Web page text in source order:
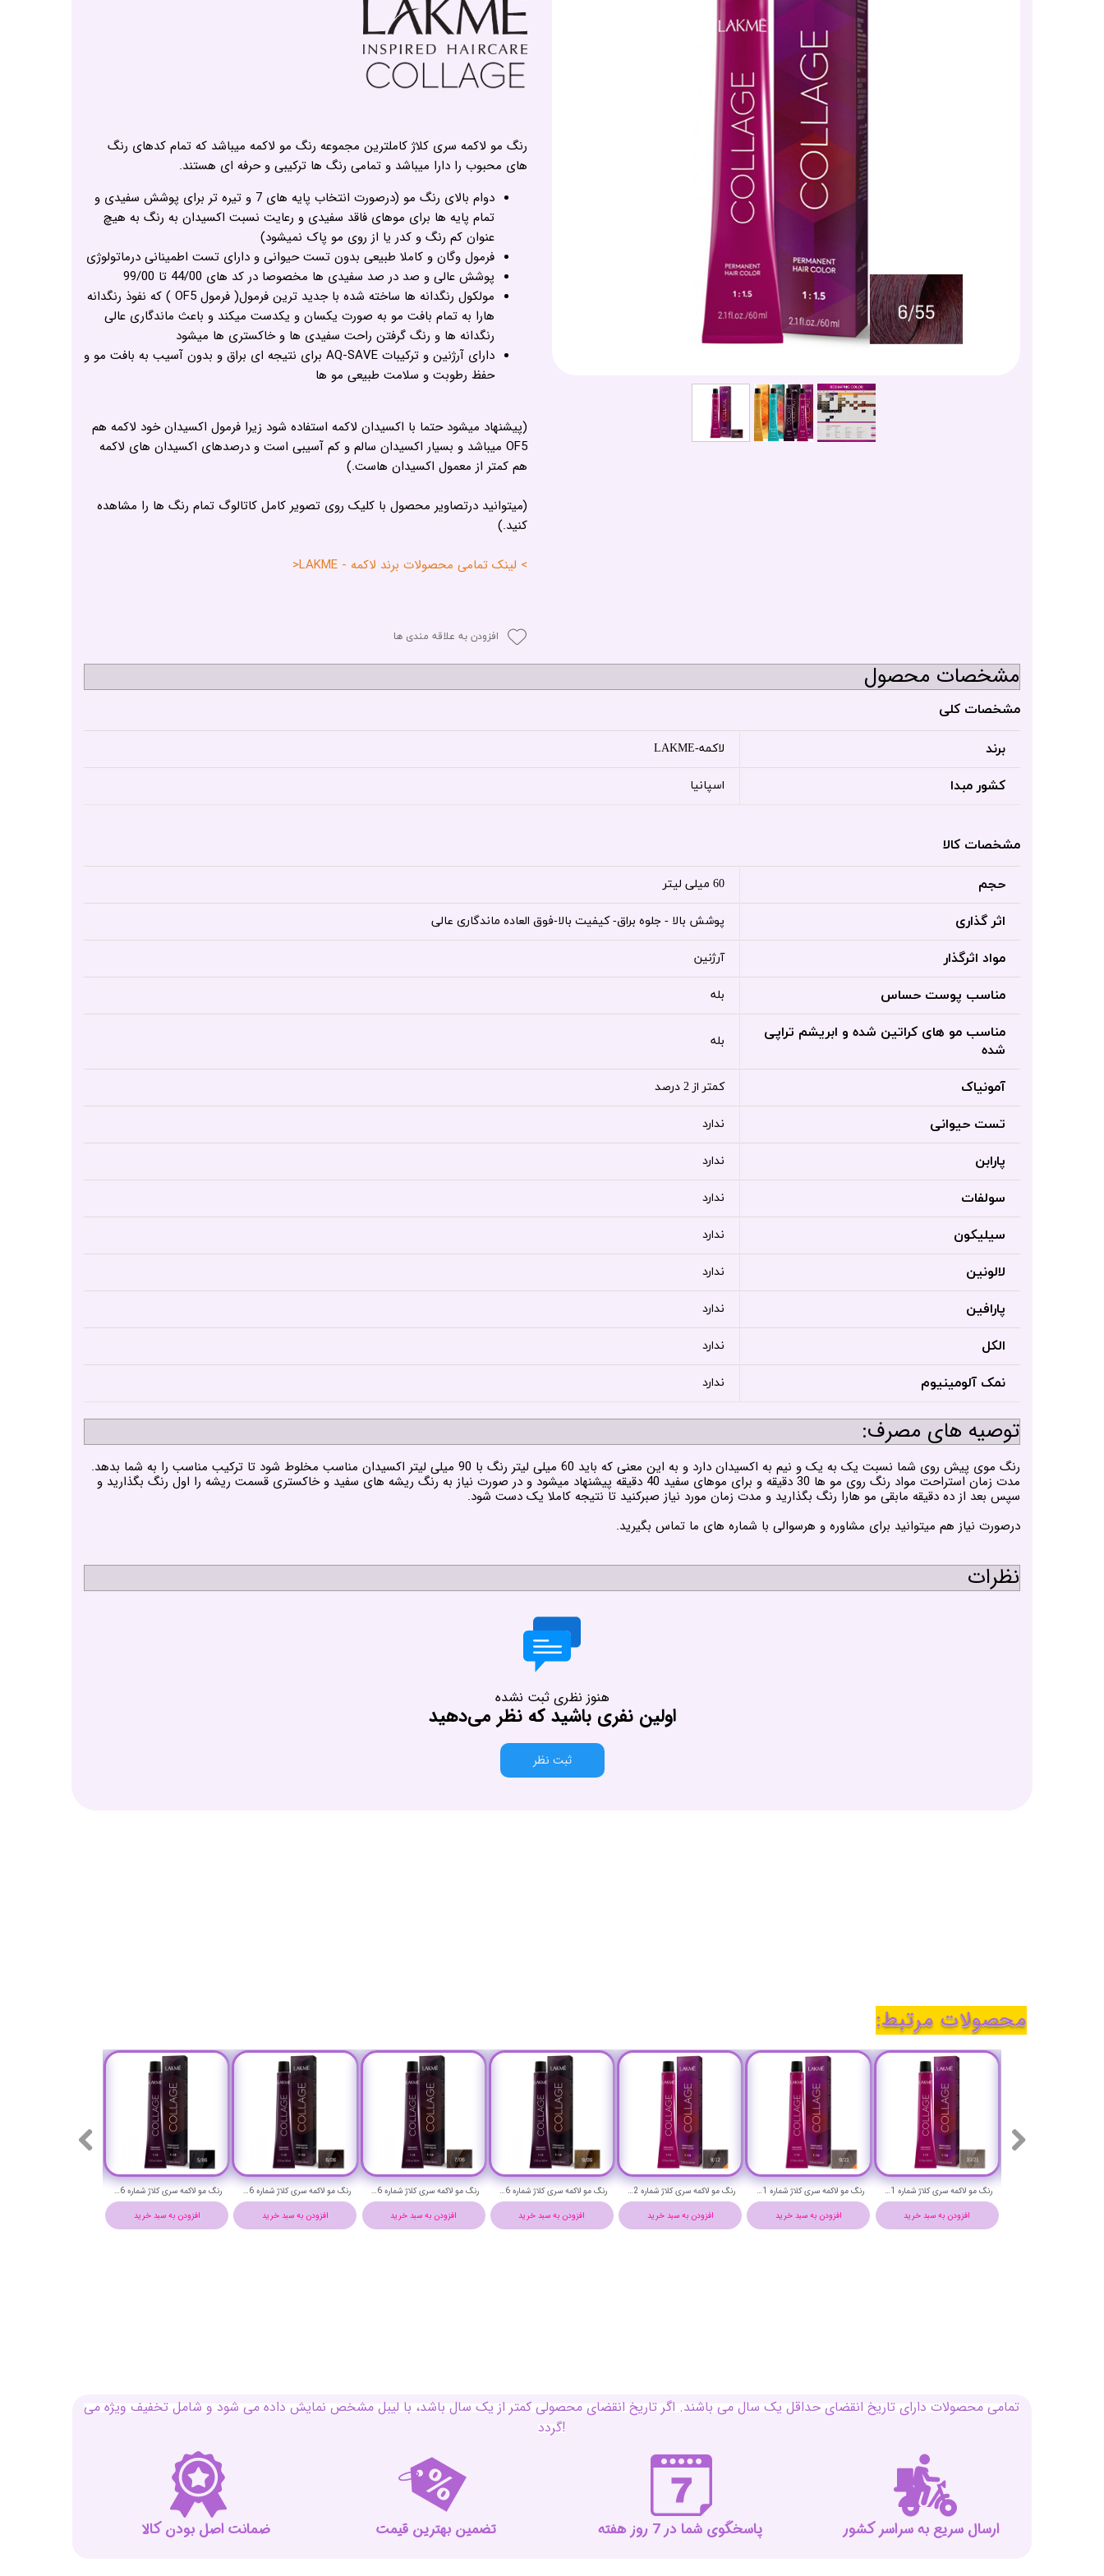
رنگ مو لاکمه سری کلاژ کاملترین مجموعه رنگ مو لاکمه میباشد که تمام کدهای رنگ
های محبوب را دارا میباشد و تمامی رنگ ها ترکیبی و حرفه ای هستند.
دوام بالای رنگ مو (درصورت انتخاب پایه های 7 و تیره تر برای پوشش سفیدی و
تمام پایه ها برای موهای فاقد سفیدی و رعایت نسبت اکسیدان به رنگ به هیچ
عنوان کم رنگ و کدر یا از روی مو پاک نمیشود)
فرمول وگان و کاملا طبیعی بدون تست حیوانی و دارای تست اطمینانی درماتولوژی
پوشش عالی و صد در صد سفیدی ها مخصوصا در کد های 44/00 تا 99/00
مولکول رنگدانه ها ساخته شده با جدید ترین فرمول( فرمول OF5 ) که نفوذ رنگدانه
هارا به تمام بافت مو به صورت یکسان و یکدست میکند و باعث ماندگاری عالی
رنگدانه ها و رنگ گرفتن راحت سفیدی ها و خاکستری ها میشود
دارای آرژنین و ترکیبات AQ-SAVE برای نتیجه ای براق و بدون آسیب به بافت مو و
حفظ رطوبت و سلامت طبیعی مو ها
(پیشنهاد میشود حتما با اکسیدان لاکمه استفاده شود زیرا فرمول اکسیدان خود لاکمه هم
OF5 میباشد و بسیار اکسیدان سالم و کم آسیبی است و درصدهای اکسیدان های لاکمه
هم کمتر از معمول اکسیدان هاست.)
(میتوانید درتصاویر محصول با کلیک روی تصویر کامل کاتالوگ تمام رنگ ها را مشاهده
کنید.)
> لینک تمامی محصولات برند لاکمه - LAKME<
افزودن به علاقه مندی ها
مشخصات محصول
مشخصات کلی
برند لاکمه-LAKME
کشور مبدا اسپانیا
مشخصات کالا
حجم 60 میلی لیتر
اثر گذاری پوشش بالا - جلوه براق- کیفیت بالا-فوق العاده ماندگاری عالی
مواد اثرگذار آرژنین
مناسب پوست حساس بله
مناسب مو های کراتین شده و ابریشم تراپی
شده
بله
آمونیاک کمتر از 2 درصد
تست حیوانی ندارد
پارابن ندارد
سولفات ندارد
سیلیکون ندارد
لالونین ندارد
پارافین ندارد
الکل ندارد
نمک آلومینیوم ندارد
توصیه های مصرف:
رنگ موی پیش روی شما نسبت یک به یک و نیم به اکسیدان دارد و به این معنی که باید 60 میلی لیتر رنگ با 90 میلی لیتر اکسیدان مناسب مخلوط شود تا ترکیب مناسب را به شما بدهد.
مدت زمان استراحت مواد رنگ روی مو ها 30 دقیقه و برای موهای سفید 40 دقیقه پیشنهاد میشود و در صورت نیاز به رنگ ریشه های سفید و خاکستری قسمت ریشه را اول رنگ بگذارید و
سپس بعد از ده دقیقه مابقی مو هارا رنگ بگذارید و مدت زمان مورد نیاز صبرکنید تا نتیجه کاملا یک دست شود.
درصورت نیاز هم میتوانید برای مشاوره و هرسوالی با شماره های ما تماس بگیرید.
نظرات
هنوز نظری ثبت نشده
اولین نفری باشید که نظر می‌دهید
ثبت نظر
رنگ مو لاکمه سری کلاژ شماره 5/06 ( قهوه ای روشن گرم ) - Lakme Collage Hair Color
افزودن به سبد خرید
رنگ مو لاکمه سری کلاژ شماره 6/06 ( بلوند تیره گرم ) - Lakme Collage Hair Color
افزودن به سبد خرید
رنگ مو لاکمه سری کلاژ شماره 7/06 ( بلوند متوسط گرم ) - Lakme Collage Hair Color
افزودن به سبد خرید
رنگ مو لاکمه سری کلاژ شماره 9/06 ( بلوند خیلی روشن گرم ) - Lakme Collage Hair Color
افزودن به سبد خرید
رنگ مو لاکمه سری کلاژ شماره 8/12 ( دودی یاسی روشن ) - Lakme Collage Hair Color
افزودن به سبد خرید
رنگ مو لاکمه سری کلاژ شماره 9/21 ( دودی یاسی خیلی روشن ) - Lakme Collage Hair Color
افزودن به سبد خرید
رنگ مو لاکمه سری کلاژ شماره 10/21 ( دودی یاسی پلاتینیوم ) - Lakme Collage Hair Color
افزودن به سبد خرید
محصولات مرتبط:
تمامی محصولات دارای تاریخ انقضای حداقل یک سال می باشند. اگر تاریخ انقضای محصولی کمتر از یک سال باشد، با لیبل مشخص نمایش داده می شود و شامل تخفیف ویژه می
گردد!
ضمانت اصل بودن کالا تضمین بهترین قیمت پاسخگوی شما در 7 روز هفته ارسال سریع به سراسر کشور